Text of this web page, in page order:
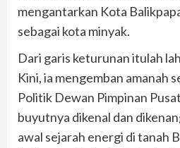
mengantarkan Kota
sebagai kota minyak.
Dari garis keturunan itulah
Kini, ia mengemban amanah
Politik Dewan Pimpinan
buyutnya dikenal dan
awal sejarah energi di tanah